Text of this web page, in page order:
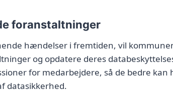
foranstaltninger
hændelser i fremtiden, vil
og opdatere deres
for medarbejdere, så de bedre kan
datasikkerhed.